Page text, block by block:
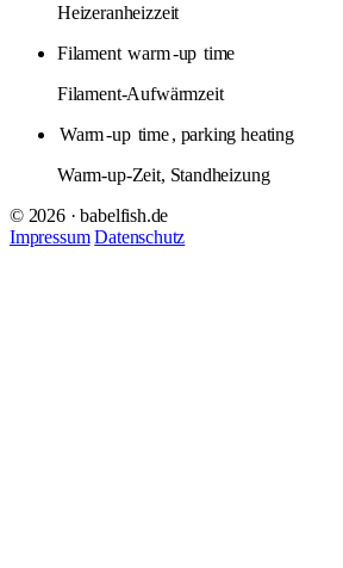
Heizeranheizzeit
Filament warm-up time
Filament-Aufwärmzeit
Warm-up time, parking heating
Warm-up-Zeit, Standheizung
© 2026 · babelfish.de
Impressum Datenschutz